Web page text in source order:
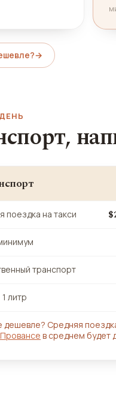
→
поездка на такси
транспорт
литр
дешевле? Средняя
в среднем будет